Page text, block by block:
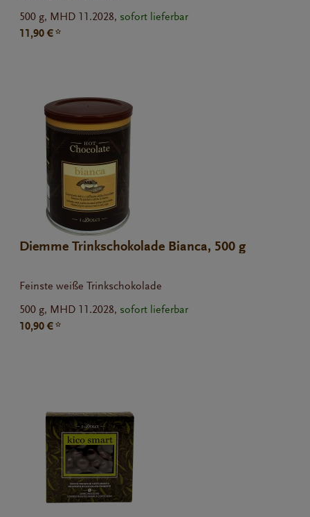
500 g, MHD 11.2028, sofort lieferbar
11,90 € *
Diemme Trinkschokolade Bianca, 500 g
Feinste weiße Trinkschokolade
500 g, MHD 11.2028, sofort lieferbar
10,90 € *